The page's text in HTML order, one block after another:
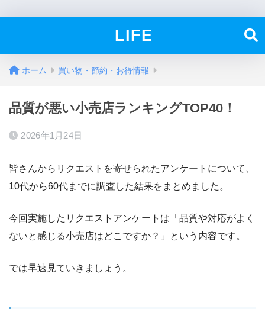
LIFE
ホーム 買い物・節約・お得情報
品質が悪い小売店ランキングTOP40！
2026年1月24日
皆さんからリクエストを寄せられたアンケートについて、
10代から60代までに調査した結果をまとめました。
今回実施したリクエストアンケートは「品質や対応がよく
ないと感じる小売店はどこですか？」という内容です。
では早速見ていきましょう。